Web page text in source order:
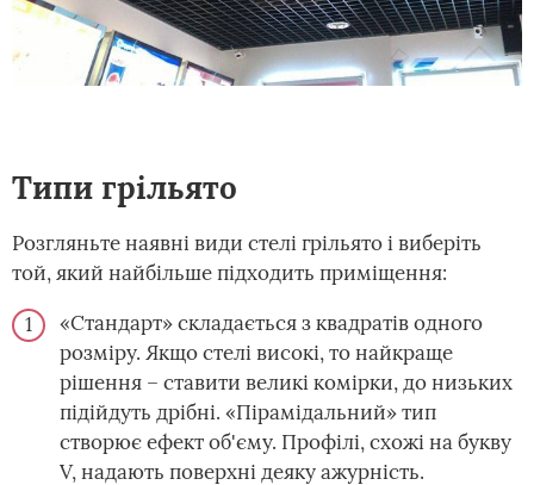
Типи грільято
Розгляньте наявні види стелі грільято і виберіть
той, який найбільше підходить приміщення:
«Стандарт» складається з квадратів одного
розміру. Якщо стелі високі, то найкраще
рішення – ставити великі комірки, до низьких
підійдуть дрібні. «Пірамідальний» тип
створює ефект об'єму. Профілі, схожі на букву
V, надають поверхні деяку ажурність.